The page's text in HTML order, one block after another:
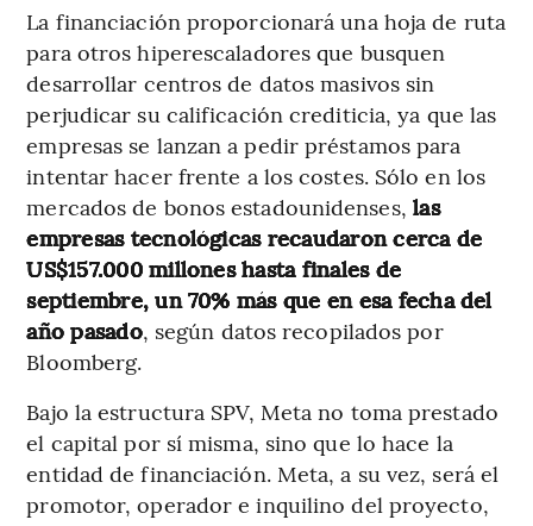
La financiación proporcionará una hoja de ruta
para otros hiperescaladores que busquen
desarrollar centros de datos masivos sin
perjudicar su calificación crediticia, ya que las
empresas se lanzan a pedir préstamos para
intentar hacer frente a los costes. Sólo en los
mercados de bonos estadounidenses, las
empresas tecnológicas recaudaron cerca de
US$157.000 millones hasta finales de
septiembre, un 70% más que en esa fecha del
año pasado, según datos recopilados por
Bloomberg.
Bajo la estructura SPV, Meta no toma prestado
el capital por sí misma, sino que lo hace la
entidad de financiación. Meta, a su vez, será el
promotor, operador e inquilino del proyecto,